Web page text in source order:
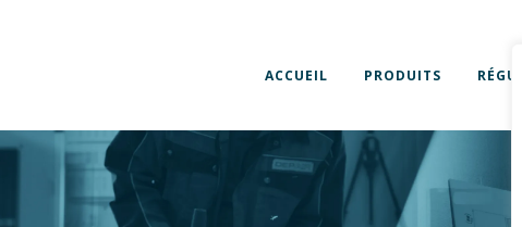
ACCUEIL PRODUITS